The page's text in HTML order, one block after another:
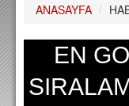
PUAN
FİKSTÜR
A TAKIM
ANASAYFA /
EN